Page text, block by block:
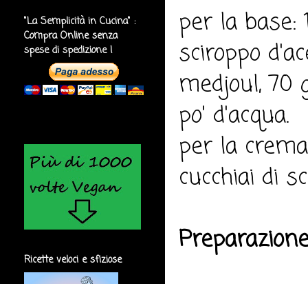
per la base:
sciroppo
medjoul, 70
po' d'acqua.
per la
cucchiai di
"La Semplicità in Cucina" :
Compra Online senza
spese di spedizione !
Ricette veloci e sfiziose